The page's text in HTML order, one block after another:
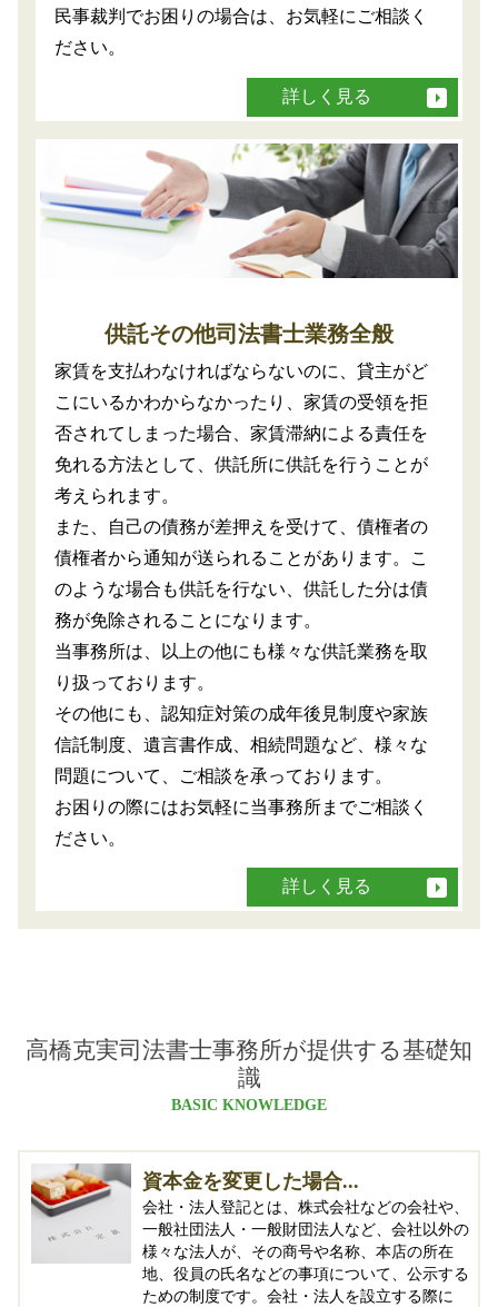
民事裁判でお困りの場合は、お気軽にご相談く
ださい。
詳しく見る
供託その他司法書士業務全般
家賃を支払わなければならないのに、貸主がど
こにいるかわからなかったり、家賃の受領を拒
否されてしまった場合、家賃滞納による責任を
免れる方法として、供託所に供託を行うことが
考えられます。
また、自己の債務が差押えを受けて、債権者の
債権者から通知が送られることがあります。こ
のような場合も供託を行ない、供託した分は債
務が免除されることになります。
当事務所は、以上の他にも様々な供託業務を取
り扱っております。
その他にも、認知症対策の成年後見制度や家族
信託制度、遺言書作成、相続問題など、様々な
問題について、ご相談を承っております。
お困りの際にはお気軽に当事務所までご相談く
ださい。
詳しく見る
高橋克実司法書士事務所が提供する基礎知
識
BASIC KNOWLEDGE
資本金を変更した場合...
会社・法人登記とは、株式会社などの会社や、
一般社団法人・一般財団法人など、会社以外の
様々な法人が、その商号や名称、本店の所在
地、役員の氏名などの事項について、公示する
ための制度です。会社・法人を設立する際に